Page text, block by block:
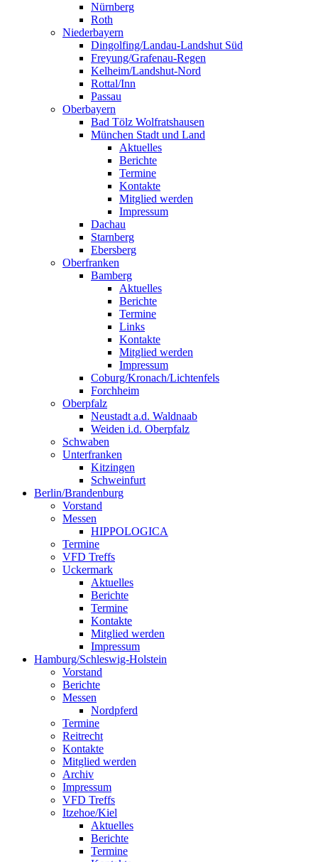
Nürnberg
Roth
Niederbayern
Dingolfing/Landau-Landshut Süd
Freyung/Grafenau-Regen
Kelheim/Landshut-Nord
Rottal/Inn
Passau
Oberbayern
Bad Tölz Wolfratshausen
München Stadt und Land
Aktuelles
Berichte
Termine
Kontakte
Mitglied werden
Impressum
Dachau
Starnberg
Ebersberg
Oberfranken
Bamberg
Aktuelles
Berichte
Termine
Links
Kontakte
Mitglied werden
Impressum
Coburg/Kronach/Lichtenfels
Forchheim
Oberpfalz
Neustadt a.d. Waldnaab
Weiden i.d. Oberpfalz
Schwaben
Unterfranken
Kitzingen
Schweinfurt
Berlin/Brandenburg
Vorstand
Messen
HIPPOLOGICA
Termine
VFD Treffs
Uckermark
Aktuelles
Berichte
Termine
Kontakte
Mitglied werden
Impressum
Hamburg/Schleswig-Holstein
Vorstand
Berichte
Messen
Nordpferd
Termine
Reitrecht
Kontakte
Mitglied werden
Archiv
Impressum
VFD Treffs
Itzehoe/Kiel
Aktuelles
Berichte
Termine